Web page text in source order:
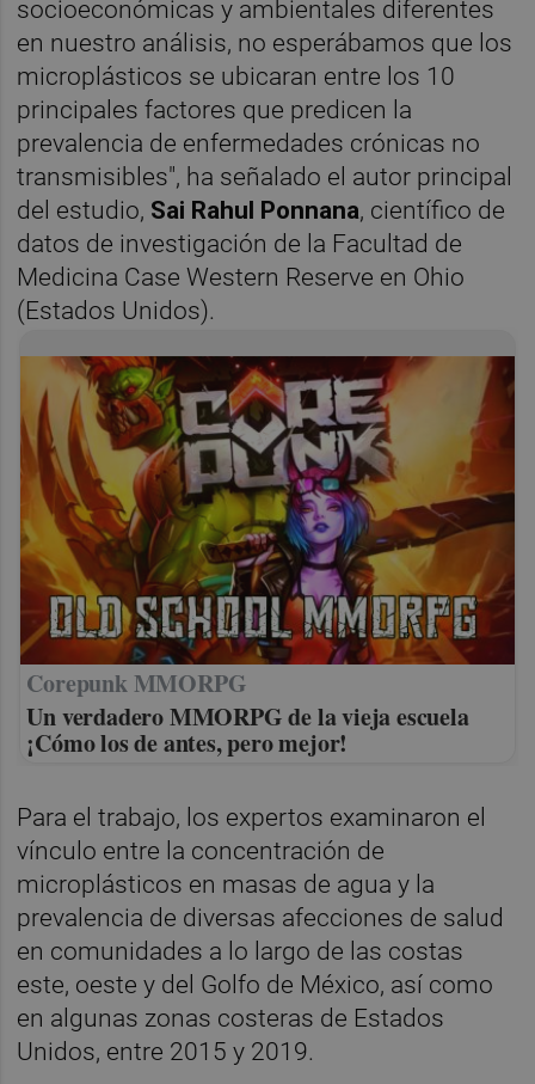
socioeconómicas y ambientales diferentes
en nuestro análisis, no esperábamos que los
microplásticos se ubicaran entre los 10
principales factores que predicen la
prevalencia de enfermedades crónicas no
transmisibles", ha señalado el autor principal
del estudio, Sai Rahul Ponnana, científico de
datos de investigación de la Facultad de
Medicina Case Western Reserve en Ohio
(Estados Unidos).
Corepunk MMORPG
Un verdadero MMORPG de la vieja escuela
¡Cómo los de antes, pero mejor!
Para el trabajo, los expertos examinaron el
vínculo entre la concentración de
microplásticos en masas de agua y la
prevalencia de diversas afecciones de salud
en comunidades a lo largo de las costas
este, oeste y del Golfo de México, así como
en algunas zonas costeras de Estados
Unidos, entre 2015 y 2019.